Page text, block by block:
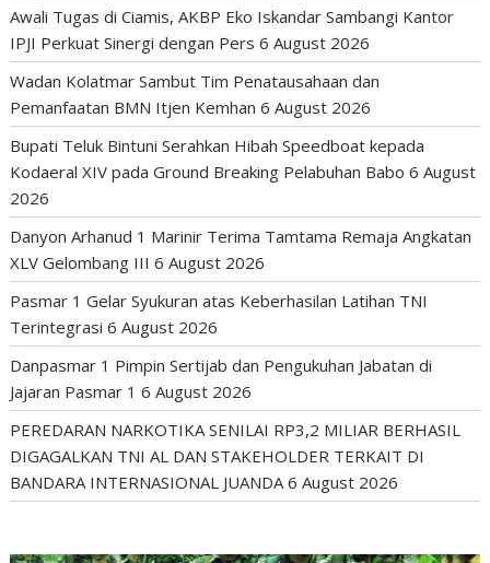
Awali Tugas di Ciamis, AKBP Eko Iskandar Sambangi Kantor
IPJI Perkuat Sinergi dengan Pers 6 August 2026
Wadan Kolatmar Sambut Tim Penatausahaan dan
Pemanfaatan BMN Itjen Kemhan 6 August 2026
Bupati Teluk Bintuni Serahkan Hibah Speedboat kepada
Kodaeral XIV pada Ground Breaking Pelabuhan Babo 6 August
2026
Danyon Arhanud 1 Marinir Terima Tamtama Remaja Angkatan
XLV Gelombang III 6 August 2026
Pasmar 1 Gelar Syukuran atas Keberhasilan Latihan TNI
Terintegrasi 6 August 2026
Danpasmar 1 Pimpin Sertijab dan Pengukuhan Jabatan di
Jajaran Pasmar 1 6 August 2026
PEREDARAN NARKOTIKA SENILAI RP3,2 MILIAR BERHASIL
DIGAGALKAN TNI AL DAN STAKEHOLDER TERKAIT DI
BANDARA INTERNASIONAL JUANDA 6 August 2026